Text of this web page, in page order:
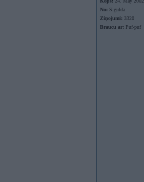
No: Sigulda
Ziņojumi: 3320
Braucu ar: Puf-puf